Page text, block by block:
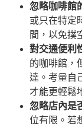
忽略咖啡館
或只在特定
間，以免撲
對交通便利
的咖啡館，
達。考量自
才能更輕鬆
忽略店內是
位有限。若